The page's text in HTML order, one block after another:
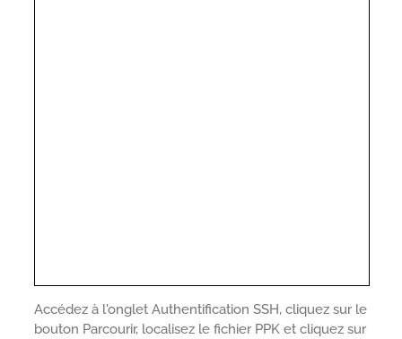
Accédez à l'onglet Authentification SSH, cliquez sur le
bouton Parcourir, localisez le fichier PPK et cliquez sur